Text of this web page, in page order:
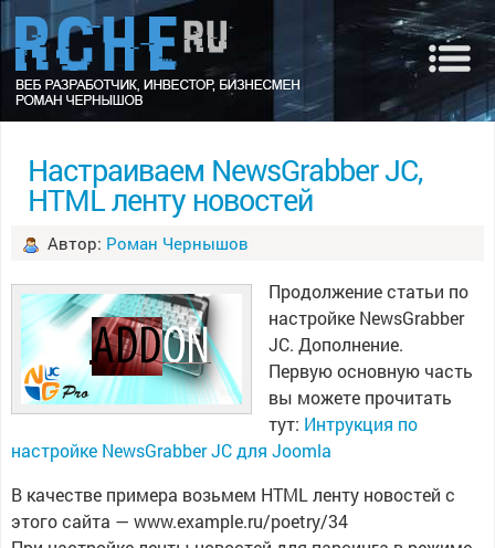
Настраиваем NewsGrabber JC,
HTML ленту новостей
Автор: Роман Чернышов
Продолжение статьи по
настройке NewsGrabber
JC. Дополнение.
Первую основную часть
вы можете прочитать
тут: Интрукция по
настройке NewsGrabber JC для Joomla
В качестве примера возьмем HTML ленту новостей с
этого сайта — www.example.ru/poetry/34